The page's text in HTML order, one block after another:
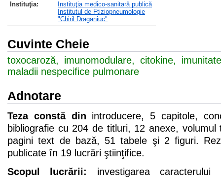
Instituţia:
Instituţia medico-sanitară publică
Institutul de Ftiziopneumologie
"Chiril Draganiuc"
Cuvinte Cheie
toxocaroză, imunomodulare, citokine,
maladii nespecifice pulmonare
Adnotare
Teza constă din introducere, 5 capitole,
bibliografie cu 204 de titluri, 12 anexe,
pagini text de bază, 51 tabele şi 2 figuri.
publicate în 19 lucrări ştiinţifice.
Scopul lucrării:
investigarea caracterului